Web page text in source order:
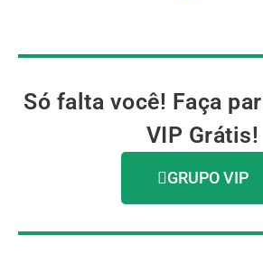
Só falta você! Faça
VIP Grátis!
GRUPO VIP